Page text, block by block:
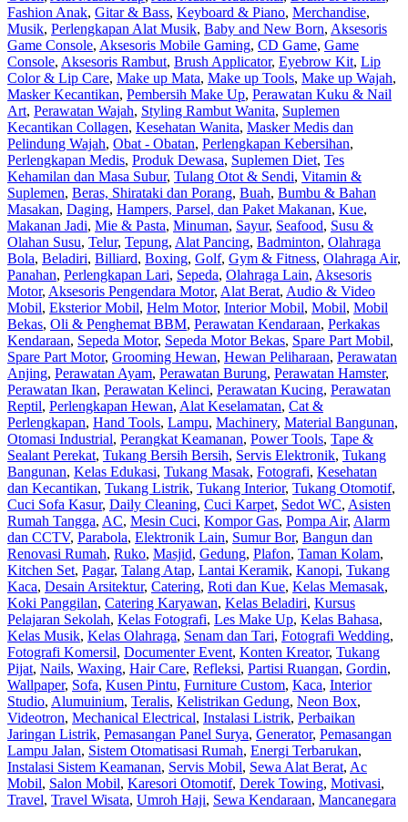
Fashion Anak, Gitar & Bass, Keyboard & Piano, Merchandise,
Musik, Perlengkapan Alat Musik, Baby and New Born, Aksesoris
Game Console, Aksesoris Mobile Gaming, CD Game, Game
Console, Aksesoris Rambut, Brush Applicator, Eyebrow Kit, Lip
Color & Lip Care, Make up Mata, Make up Tools, Make up Wajah,
Masker Kecantikan, Pembersih Make Up, Perawatan Kuku & Nail
Art, Perawatan Wajah, Styling Rambut Wanita, Suplemen
Kecantikan Collagen, Kesehatan Wanita, Masker Medis dan
Pelindung Wajah, Obat - Obatan, Perlengkapan Kebersihan,
Perlengkapan Medis, Produk Dewasa, Suplemen Diet, Tes
Kehamilan dan Masa Subur, Tulang Otot & Sendi, Vitamin &
Suplemen, Beras, Shirataki dan Porang, Buah, Bumbu & Bahan
Masakan, Daging, Hampers, Parsel, dan Paket Makanan, Kue,
Makanan Jadi, Mie & Pasta, Minuman, Sayur, Seafood, Susu &
Olahan Susu, Telur, Tepung, Alat Pancing, Badminton, Olahraga
Bola, Beladiri, Billiard, Boxing, Golf, Gym & Fitness, Olahraga Air,
Panahan, Perlengkapan Lari, Sepeda, Olahraga Lain, Aksesoris
Motor, Aksesoris Pengendara Motor, Alat Berat, Audio & Video
Mobil, Eksterior Mobil, Helm Motor, Interior Mobil, Mobil, Mobil
Bekas, Oli & Penghemat BBM, Perawatan Kendaraan, Perkakas
Kendaraan, Sepeda Motor, Sepeda Motor Bekas, Spare Part Mobil,
Spare Part Motor, Grooming Hewan, Hewan Peliharaan, Perawatan
Anjing, Perawatan Ayam, Perawatan Burung, Perawatan Hamster,
Perawatan Ikan, Perawatan Kelinci, Perawatan Kucing, Perawatan
Reptil, Perlengkapan Hewan, Alat Keselamatan, Cat &
Perlengkapan, Hand Tools, Lampu, Machinery, Material Bangunan,
Otomasi Industrial, Perangkat Keamanan, Power Tools, Tape &
Sealant Perekat, Tukang Bersih Bersih, Servis Elektronik, Tukang
Bangunan, Kelas Edukasi, Tukang Masak, Fotografi, Kesehatan
dan Kecantikan, Tukang Listrik, Tukang Interior, Tukang Otomotif,
Cuci Sofa Kasur, Daily Cleaning, Cuci Karpet, Sedot WC, Asisten
Rumah Tangga, AC, Mesin Cuci, Kompor Gas, Pompa Air, Alarm
dan CCTV, Parabola, Elektronik Lain, Sumur Bor, Bangun dan
Renovasi Rumah, Ruko, Masjid, Gedung, Plafon, Taman Kolam,
Kitchen Set, Pagar, Talang Atap, Lantai Keramik, Kanopi, Tukang
Kaca, Desain Arsitektur, Catering, Roti dan Kue, Kelas Memasak,
Koki Panggilan, Catering Karyawan, Kelas Beladiri, Kursus
Pelajaran Sekolah, Kelas Fotografi, Les Make Up, Kelas Bahasa,
Kelas Musik, Kelas Olahraga, Senam dan Tari, Fotografi Wedding,
Fotografi Komersil, Documenter Event, Konten Kreator, Tukang
Pijat, Nails, Waxing, Hair Care, Refleksi, Partisi Ruangan, Gordin,
Wallpaper, Sofa, Kusen Pintu, Furniture Custom, Kaca, Interior
Studio, Alumuinium, Teralis, Kelistrikan Gedung, Neon Box,
Videotron, Mechanical Electrical, Instalasi Listrik, Perbaikan
Jaringan Listrik, Pemasangan Panel Surya, Generator, Pemasangan
Lampu Jalan, Sistem Otomatisasi Rumah, Energi Terbarukan,
Instalasi Sistem Keamanan, Servis Mobil, Sewa Alat Berat, Ac
Mobil, Salon Mobil, Karesori Otomotif, Derek Towing, Motivasi,
Travel, Travel Wisata, Umroh Haji, Sewa Kendaraan, Mancanegara